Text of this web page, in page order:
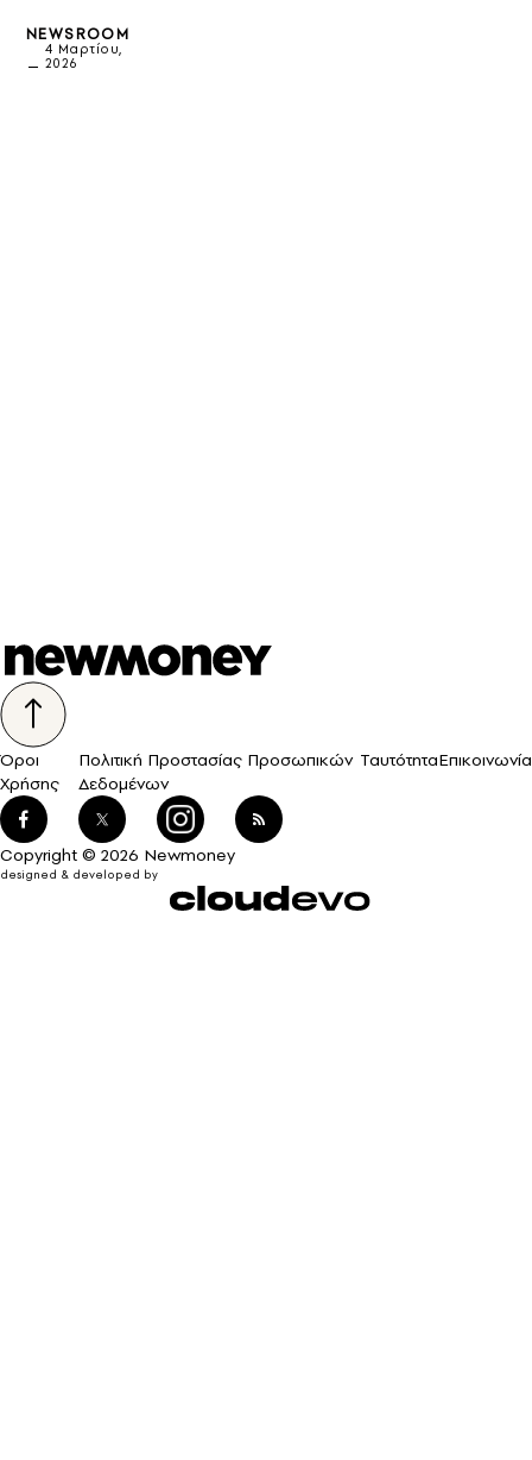
NEWSROOM
4 Μαρτίου,
2026
Όροι
Χρήσης
Πολιτική Προστασίας Προσωπικών
Δεδομένων
ΤαυτότηταΕπικοινωνία
Copyright © 2026 Newmoney
designed & developed by